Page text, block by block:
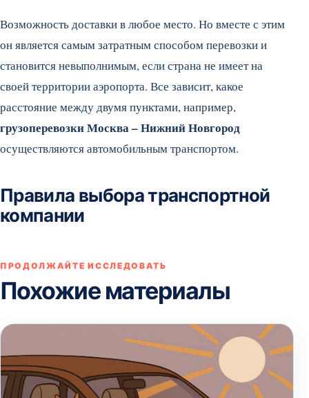
Возможность доставки в любое место. Но вместе с этим
он является самым затратным способом перевозки и
становится невыполнимым, если страна не имеет на
своей территории аэропорта. Все зависит, какое
расстояние между двумя пунктами, например,
грузоперевозки Москва – Нижний Новгород
осуществляются автомобильным транспортом.
Правила выбора транспортной
компании
ПРОДОЛЖАЙТЕ ИССЛЕДОВАТЬ
Похожие материалы